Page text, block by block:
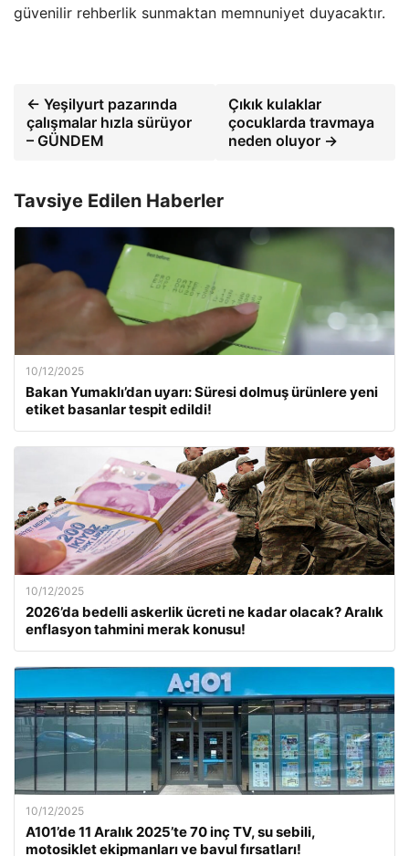
güvenilir rehberlik sunmaktan memnuniyet duyacaktır.
← Yeşilyurt pazarında
çalışmalar hızla sürüyor
– GÜNDEM
Çıkık kulaklar
çocuklarda travmaya
neden oluyor →
Tavsiye Edilen Haberler
10/12/2025
Bakan Yumaklı’dan uyarı: Süresi dolmuş ürünlere yeni
etiket basanlar tespit edildi!
10/12/2025
2026’da bedelli askerlik ücreti ne kadar olacak? Aralık
enflasyon tahmini merak konusu!
10/12/2025
A101’de 11 Aralık 2025’te 70 inç TV, su sebili,
motosiklet ekipmanları ve bavul fırsatları!